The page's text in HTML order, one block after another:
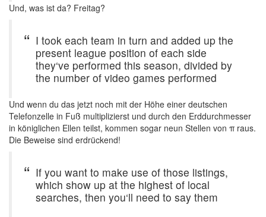
Und, was ist da? Freitag?
I took each team in turn and added up the
present league position of each side
they‘ve performed this season, divided by
the number of video games performed
Und wenn du das jetzt noch mit der Höhe einer deutschen
Telefonzelle in Fuß multiplizierst und durch den Erddurchmesser
in königlichen Ellen teilst, kommen sogar neun Stellen von π raus.
Die Beweise sind erdrückend!
If you want to make use of those listings,
which show up at the highest of local
searches, then you‘ll need to say them